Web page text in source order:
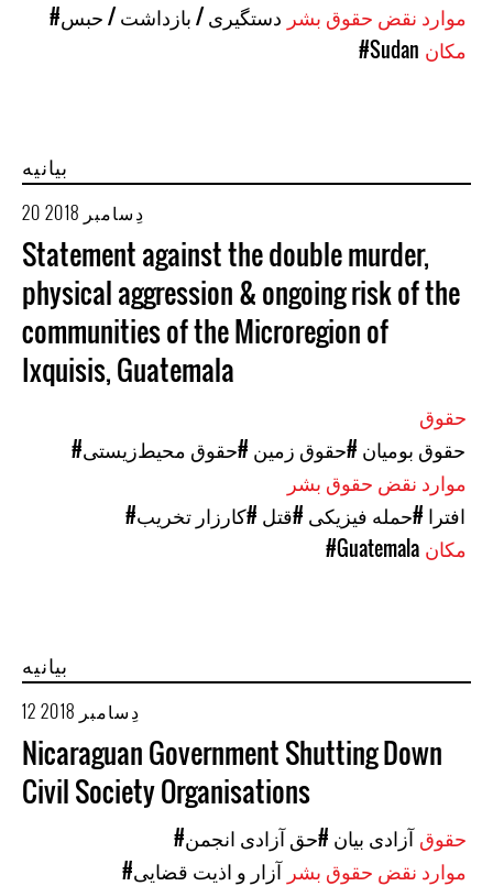
#دستگیری / بازداشت / حبس
#Sudan
بیانیه
20 دِسامبر 2018
Statement against the double murder,
physical aggression & ongoing risk of the
communities of the Microregion of
Ixquisis, Guatemala
#حقوق بومیان #حقوق زمین #حقوق محیط‌زیستی
#افترا #حمله فیزیکی #قتل #کارزار تخریب
#Guatemala
بیانیه
12 دِسامبر 2018
Nicaraguan Government Shutting Down
Civil Society Organisations
#آزادی بیان #حق آزادی انجمن
#آزار و اذیت قضایی